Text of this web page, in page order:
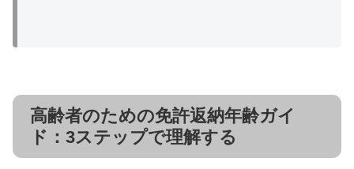
高齢者のための免許返納年齢ガイ
ド：3ステップで理解する